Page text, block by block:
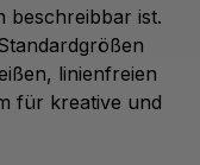
beschreibbar ist.
linienfreien
für kreative und